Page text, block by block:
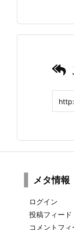
メタ情報
ログイン
投稿フィード
コメントフィ